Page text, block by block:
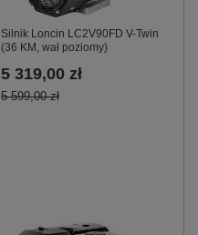
Silnik Loncin LC2V90FD V-Twin
(36 KM, wał poziomy)
5 319,00 zł
5 599,00 zł